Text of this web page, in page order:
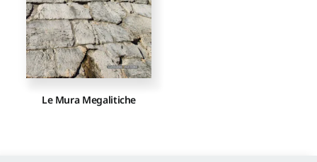
Le Mura Megalitiche